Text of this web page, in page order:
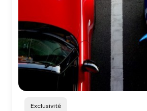
Exclusivité